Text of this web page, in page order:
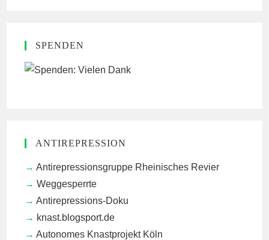
SPENDEN
ANTIREPRESSION
Antirepressionsgruppe Rheinisches Revier
Weggesperrte
Antirepressions-Doku
knast.blogsport.de
Autonomes Knastprojekt Köln